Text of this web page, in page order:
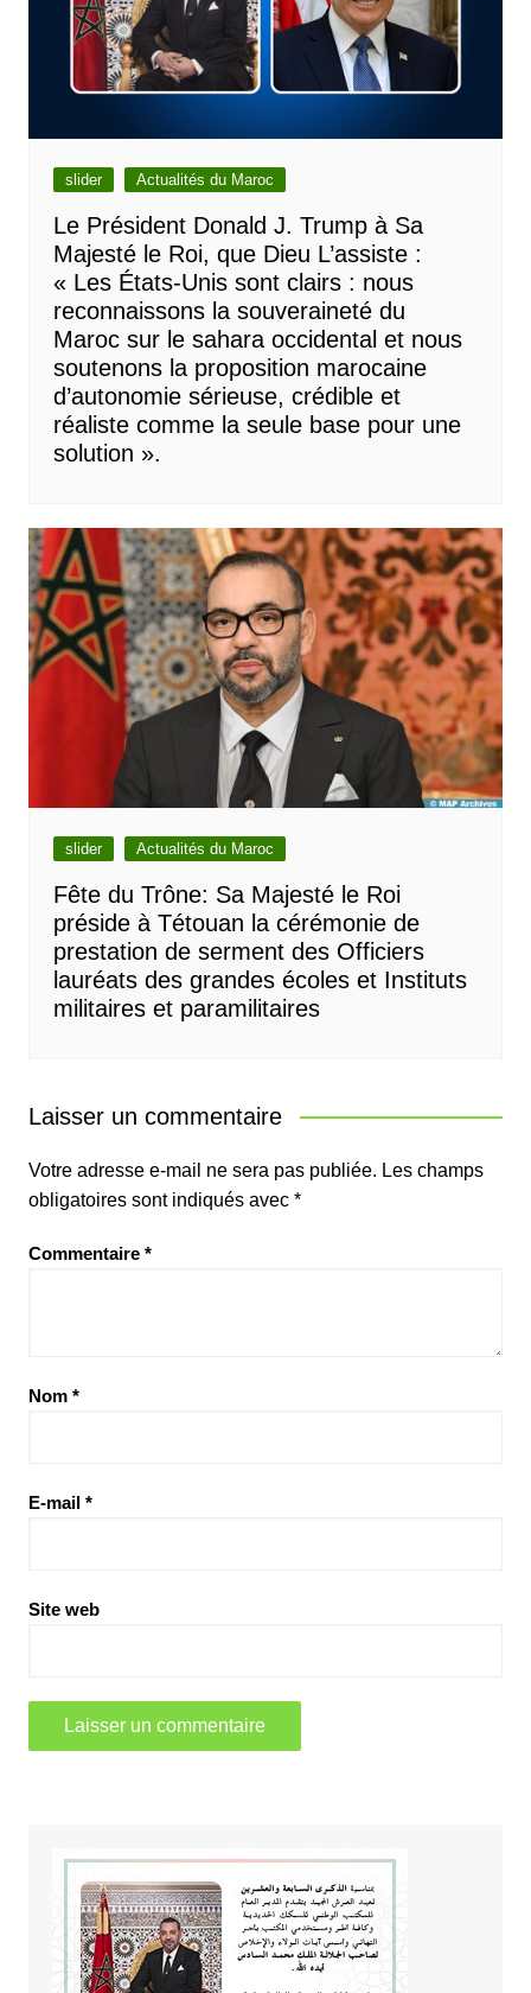
slider Actualités du Maroc
Le Président Donald J. Trump à Sa
Majesté le Roi, que Dieu L’assiste :
« Les États-Unis sont clairs : nous
reconnaissons la souveraineté du
Maroc sur le sahara occidental et nous
soutenons la proposition marocaine
d’autonomie sérieuse, crédible et
réaliste comme la seule base pour une
solution ».
slider Actualités du Maroc
Fête du Trône: Sa Majesté le Roi
préside à Tétouan la cérémonie de
prestation de serment des Officiers
lauréats des grandes écoles et Instituts
militaires et paramilitaires
Laisser un commentaire
Votre adresse e-mail ne sera pas publiée. Les champs
obligatoires sont indiqués avec *
Commentaire *
Nom *
E-mail *
Site web